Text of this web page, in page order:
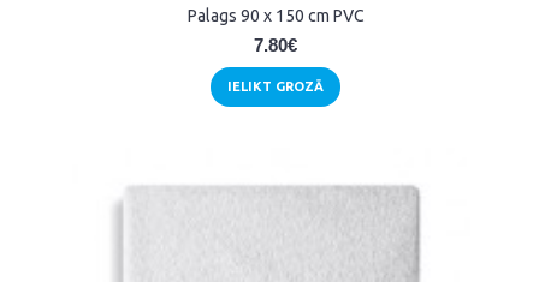
Palags 90 x 150 cm PVC
7.80€
IELIKT GROZĀ